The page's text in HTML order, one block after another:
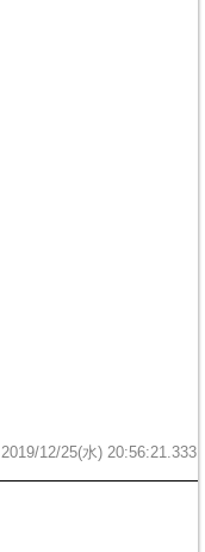
2019/12/25(水) 20:56:21.333